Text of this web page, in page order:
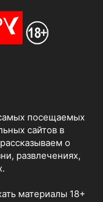
посещаемых
сайтов в
о
развлечениях,
материалы 18+